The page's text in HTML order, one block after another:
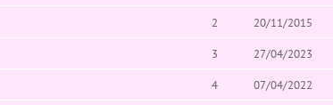
2 20/11/2015
3 27/04/2023
4 07/04/2022